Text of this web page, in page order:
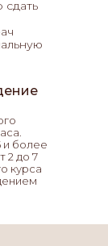
и более
2 до 7
курса